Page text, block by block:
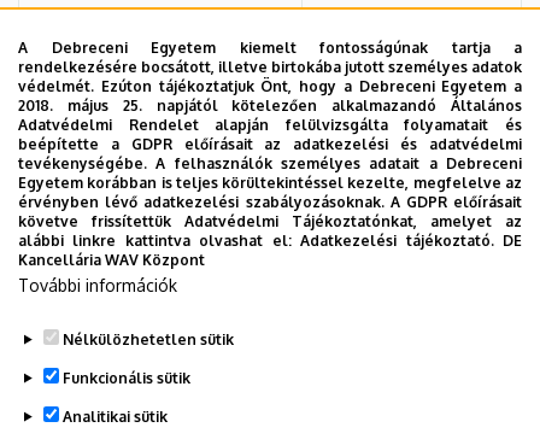
Eastern Sugar Zrt.
Kaba
Adományozás
éve:2006
Legutóbbi frissítés: 2023. 03. 07. 14:47
A Debreceni Egyetem kiemelt fontosságúnak tartja a
rendelkezésére bocsátott, illetve birtokába jutott személyes adatok
védelmét. Ezúton tájékoztatjuk Önt, hogy a Debreceni Egyetem a
2018. május 25. napjától kötelezően alkalmazandó Általános
Adatvédelmi Rendelet alapján felülvizsgálta folyamatait és
beépítette a GDPR előírásait az adatkezelési és adatvédelmi
tevékenységébe. A felhasználók személyes adatait a Debreceni
Egyetem korábban is teljes körültekintéssel kezelte, megfelelve az
érvényben lévő adatkezelési szabályozásoknak. A GDPR előírásait
követve frissítettük Adatvédelmi Tájékoztatónkat, amelyet az
alábbi linkre kattintva olvashat el:Adatkezelési tájékoztató. DE
Kancellária WAV Központ
További információk
Nélkülözhetetlen sütik
Funkcionális sütik
Analitikai sütik